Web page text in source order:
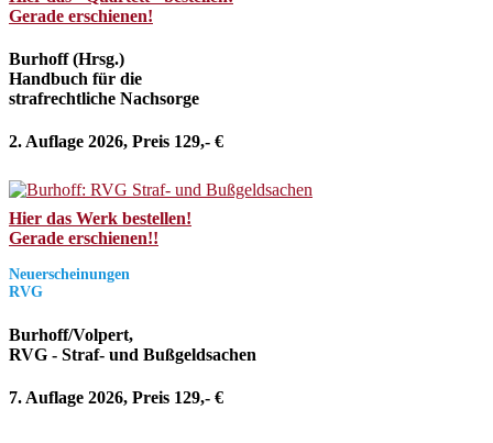
Gerade erschienen!
Burhoff (Hrsg.)
Handbuch für die
strafrechtliche Nachsorge
2. Auflage 2026, Preis 129,- €
Hier das Werk bestellen!
Gerade erschienen!!
Neuerscheinungen
RVG
Burhoff/Volpert,
RVG - Straf- und Bußgeldsachen
7. Auflage 2026, Preis 129,- €